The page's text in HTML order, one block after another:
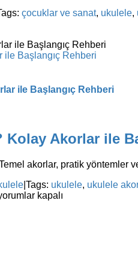
çocuklar ve sanat, ukulele,
ile Başlangıç Rehberi
ile Başlangıç Rehberi
Kolay Akorlar ile
akorlar, pratik yöntemler
Tags: ukulele, ukulele
kapalı